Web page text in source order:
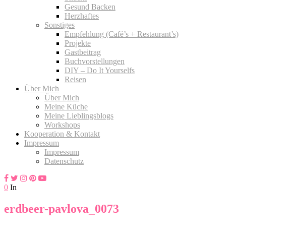
Gesund Backen
Herzhaftes
Sonstiges
Empfehlung (Café’s + Restaurant’s)
Projekte
Gastbeitrag
Buchvorstellungen
DIY – Do It Yourselfs
Reisen
Über Mich
Über Mich
Meine Küche
Meine Lieblingsblogs
Workshops
Kooperation & Kontakt
Impressum
Impressum
Datenschutz
0 In
erdbeer-pavlova_0073